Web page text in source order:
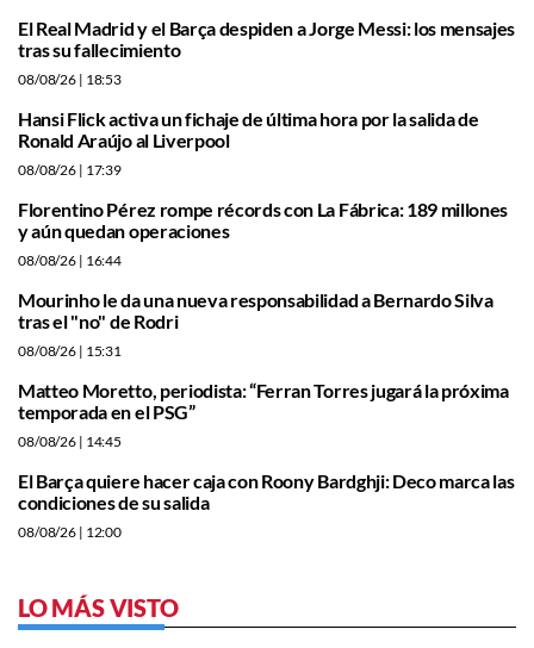
El Real Madrid y el Barça despiden a Jorge Messi: los mensajes
tras su fallecimiento
08/08/26 | 18:53
Hansi Flick activa un fichaje de última hora por la salida de
Ronald Araújo al Liverpool
08/08/26 | 17:39
Florentino Pérez rompe récords con La Fábrica: 189 millones
y aún quedan operaciones
08/08/26 | 16:44
Mourinho le da una nueva responsabilidad a Bernardo Silva
tras el "no" de Rodri
08/08/26 | 15:31
Matteo Moretto, periodista: “Ferran Torres jugará la próxima
temporada en el PSG”
08/08/26 | 14:45
El Barça quiere hacer caja con Roony Bardghji: Deco marca las
condiciones de su salida
08/08/26 | 12:00
LO MÁS VISTO